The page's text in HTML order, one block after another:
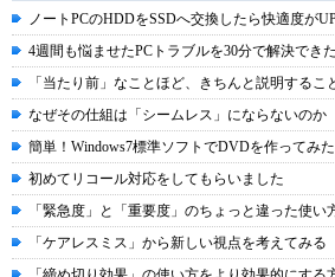
ノートPCのHDDをSSDへ交換したら快適度が
4週間も悩ませたPCトラブルを30分で解決でき
「当たり前」なことほど、きちんと説明するこ
なぜその仕組は「シームレス」にならないのか
簡単！Windows7標準ソフトでDVDを作ってみた
初めてリコール対応をしてもらいました
「緊急度」と「重要度」のちょっと違った使い
「ケアレスミス」から新しい視点を考えてみる